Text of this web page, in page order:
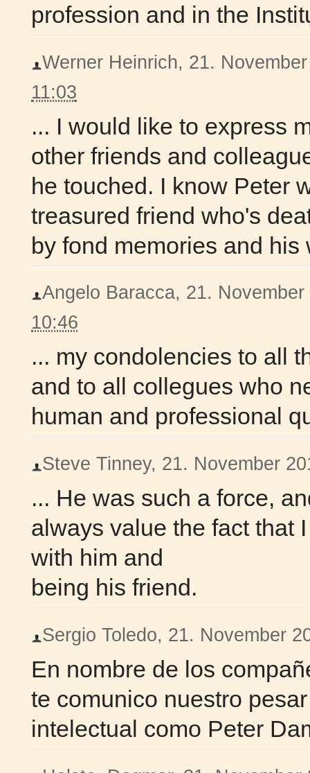
profession and in the
Werner Heinrich, 21.
11:03
... I would like to express
other friends and
he touched. I know Peter
treasured friend who's
by fond memories and his
Angelo Baracca, 21.
10:46
... my condolencies to all
and to all collegues who
human and professional
Steve Tinney, 21. November
... He was such a force,
always value the fact that
with him and
being his friend.
Sergio Toledo, 21. November
En nombre de los
te comunico nuestro
intelectual como Peter